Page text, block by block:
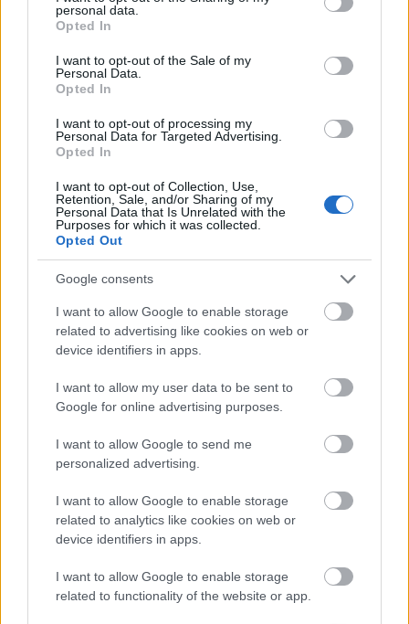
grant or deny consent to Google and its third-party tags to
use your data for below specified purposes in below Google
consent section.
personal data.
Opted In
I want to opt-out of the Sale of my
Personal Data.
Opted In
I want to opt-out of processing my
Personal Data for Targeted Advertising.
Opted In
I want to opt-out of Collection, Use,
Retention, Sale, and/or Sharing of my
Personal Data that Is Unrelated with the
Purposes for which it was collected.
Opted Out
Google consents
I want to allow Google to enable storage
related to advertising like cookies on web or
device identifiers in apps.
I want to allow my user data to be sent to
Google for online advertising purposes.
I want to allow Google to send me
personalized advertising.
I want to allow Google to enable storage
related to analytics like cookies on web or
device identifiers in apps.
I want to allow Google to enable storage
related to functionality of the website or app.
kellemetlen következmények nélkül a napon, például
a strandon. Egy otthon felejtett naptej, a hosszasan a
okozhat minden elővigyázatosságunk ellenére
napégést. Mi a teendő ilyenkor? Nem…
Kánikula és napsugarak: védelmi
tippek a strandra!
anatomia•2015. július 06.
A nap éltető erőforrás, hatására termelődik a
létfontosságú D-vitamin a szervezetben, azonban